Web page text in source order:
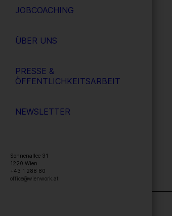
JOBCOACHING
ÜBER UNS
PRESSE &
ÖFFENTLICHKEITSARBEIT
NEWSLETTER
Sonnenallee 31
1220 Wien
+43 1 288 80
office@wienwork.at